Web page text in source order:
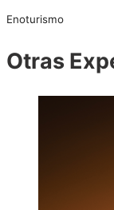
Enoturismo
Otras